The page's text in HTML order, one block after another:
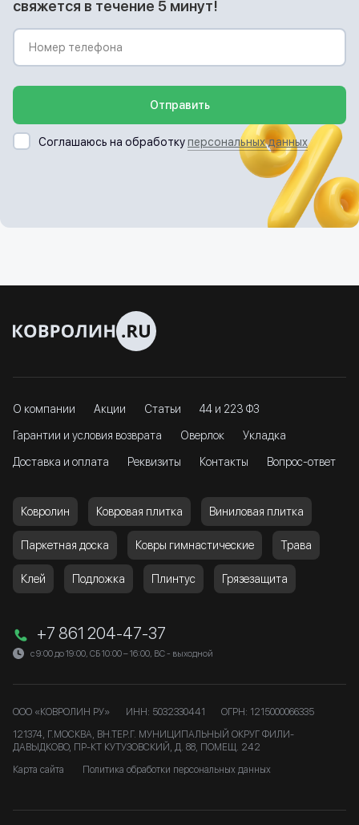
свяжется в течение 5 минут!
Отправить
Соглашаюсь на обработкуперсональных данных
О компании Акции Статьи 44 и 223 ФЗ
Гарантии и условия возврата Оверлок Укладка
Доставка и оплата Реквизиты Контакты Вопрос-ответ
Ковролин Ковровая плитка Виниловая плитка
Паркетная доска Ковры гимнастические Трава
Клей Подложка Плинтус Грязезащита
+7 861 204-47-37
с 9:00 до 19:00, СБ 10:00 – 16:00, ВС - выходной
ООО «КОВРОЛИН РУ» ИНН: 5032330441
ОГРН: 1215000066335
121374, Г.МОСКВА, ВН.ТЕР.Г. МУНИЦИПАЛЬНЫЙ ОКРУГ ФИЛИ-
ДАВЫДКОВО, ПР-КТ КУТУЗОВСКИЙ, Д. 88, ПОМЕЩ. 242
Карта сайта
Политика обработки персональных данных